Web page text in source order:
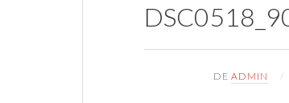
DEADMIN